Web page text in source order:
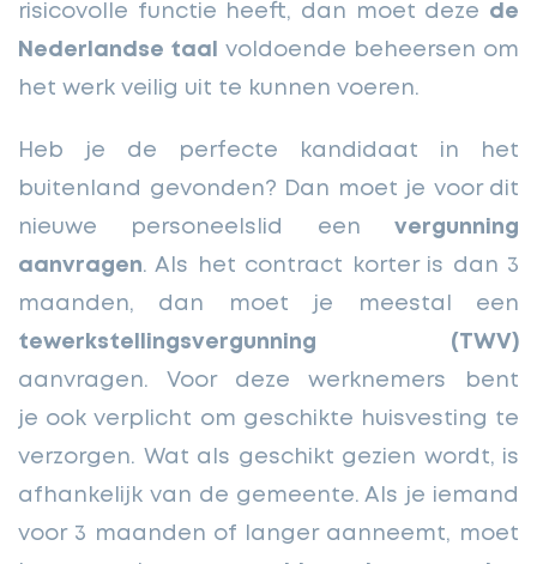
risicovolle functie heeft, dan moet deze de
Nederlandse taal
voldoende beheersen om
het werk veilig uit te kunnen voeren.
Heb je de perfecte kandidaat in het
buitenland gevonden? Dan moet je voor dit
nieuwe personeelslid een vergunning
aanvragen. Als het contract korter is dan 3
maanden, dan moet je meestal een
tewerkstellingsvergunning (TWV)
aanvragen. Voor deze werknemers bent
je ook verplicht om geschikte huisvesting te
verzorgen. Wat als geschikt gezien wordt, is
afhankelijk van de gemeente. Als je iemand
voor 3 maanden of langer aanneemt, moet